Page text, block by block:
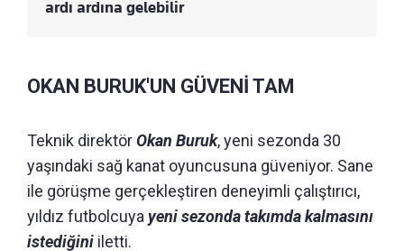
ardı ardına gelebilir
OKAN BURUK'UN GÜVENİ TAM
Teknik direktörOkan Buruk, yeni sezonda 30
yaşındaki sağ kanat oyuncusuna güveniyor. Sane
ile görüşme gerçekleştiren deneyimli çalıştırıcı,
yıldız futbolcuya yeni sezonda takımda kalmasını
istediğini iletti.